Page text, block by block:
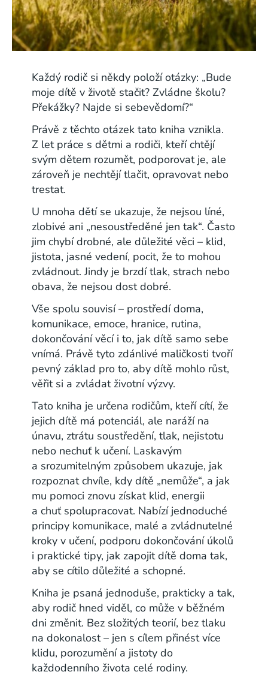
Každý rodič si někdy položí otázky: „Bude
moje dítě v životě stačit? Zvládne školu?
Překážky? Najde si sebevědomí?“
Právě z těchto otázek tato kniha vznikla.
Z let práce s dětmi a rodiči, kteří chtějí
svým dětem rozumět, podporovat je, ale
zároveň je nechtějí tlačit, opravovat nebo
trestat.
U mnoha dětí se ukazuje, že nejsou líné,
zlobivé ani „nesoustředěné jen tak“. Často
jim chybí drobné, ale důležité věci – klid,
jistota, jasné vedení, pocit, že to mohou
zvládnout. Jindy je brzdí tlak, strach nebo
obava, že nejsou dost dobré.
Vše spolu souvisí – prostředí doma,
komunikace, emoce, hranice, rutina,
dokončování věcí i to, jak dítě samo sebe
vnímá. Právě tyto zdánlivé maličkosti tvoří
pevný základ pro to, aby dítě mohlo růst,
věřit si a zvládat životní výzvy.
Tato kniha je určena rodičům, kteří cítí, že
jejich dítě má potenciál, ale naráží na
únavu, ztrátu soustředění, tlak, nejistotu
nebo nechuť k učení. Laskavým
a srozumitelným způsobem ukazuje, jak
rozpoznat chvíle, kdy dítě „nemůže“, a jak
mu pomoci znovu získat klid, energii
a chuť spolupracovat. Nabízí jednoduché
principy komunikace, malé a zvládnutelné
kroky v učení, podporu dokončování úkolů
i praktické tipy, jak zapojit dítě doma tak,
aby se cítilo důležité a schopné.
Kniha je psaná jednoduše, prakticky a tak,
aby rodič hned viděl, co může v běžném
dni změnit. Bez složitých teorií, bez tlaku
na dokonalost – jen s cílem přinést více
klidu, porozumění a jistoty do
každodenního života celé rodiny.